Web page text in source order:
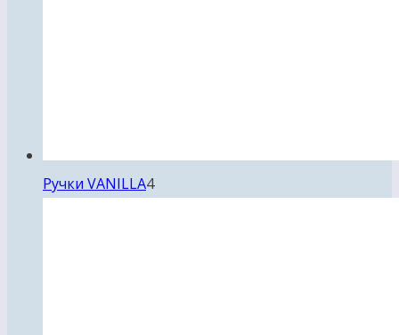
Ручки VANILLA44